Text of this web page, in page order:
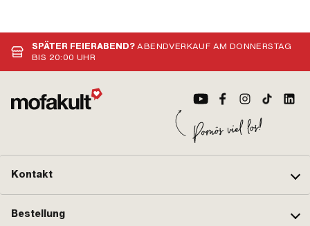
SPÄTER FEIERABEND?ABENDVERKAUF AM DONNERSTAG
BIS 20:00 UHR
Kontakt
Bestellung